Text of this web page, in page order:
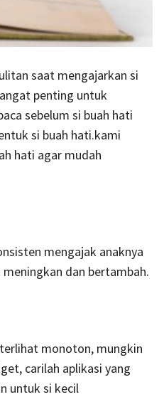
saat mengajarkan si
penting untuk
sebelum si buah hati
si buah hati.kami
hati agar mudah
mengajak anaknya
dan bertambah.
monoton, mungkin
carilah aplikasi yang
untuk si kecil